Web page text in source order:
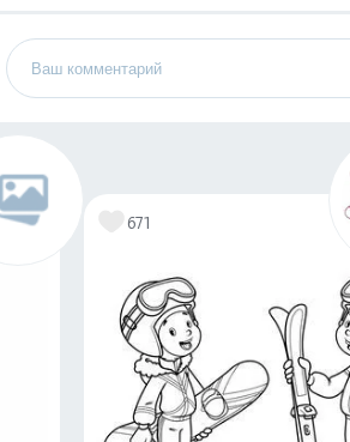
671